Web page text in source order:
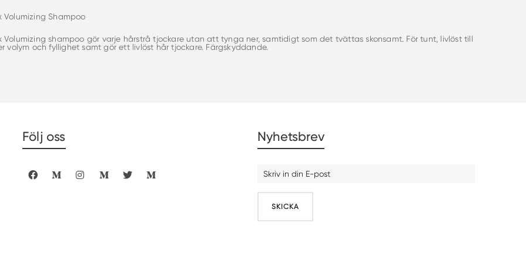
Volumizing Shampoo
Volumizing shampoo gör varje hårstrå tjockare utan att tynga ner, samtidigt som det tvättas skonsamt. För tunt, livlöst till
volym och fyllighet samt gör ett livlöst hår tjockare. Färgskyddande.
Följ oss Nyhetsbrev